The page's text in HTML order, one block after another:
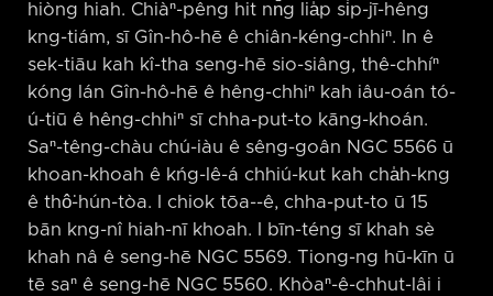
hiòng hiah. Chiàⁿ-pêng hit nn̄g lia̍p si̍p-jī-hêng
kng-tiám, sī Gîn-hô-hē ê chiân-kéng-chhiⁿ. In ê
sek-tiāu kah kî-tha seng-hē sio-siâng, thê-chhíⁿ
kóng lán Gîn-hô-hē ê hêng-chhiⁿ kah iâu-oán tó-
ú-tiū ê hêng-chhiⁿ sī chha-put-to kāng-khoán.
Saⁿ-têng-chàu chú-iàu ê sêng-goân NGC 5566 ū
khoan-khoah ê kńg-lê-á chhiú-kut kah cha̍h-kng
ê thô͘-hún-tòa. I chiok tōa-⁠-ê, chha-put-to ū 15
bān kng-nî hiah-nī khoah. I bīn-téng sī khah sè
khah nâ ê seng-hē NGC 5569. Tiong-ng hū-kīn ū
tē saⁿ ê seng-hē NGC 5560. Khòaⁿ-ê-chhut-lâi i